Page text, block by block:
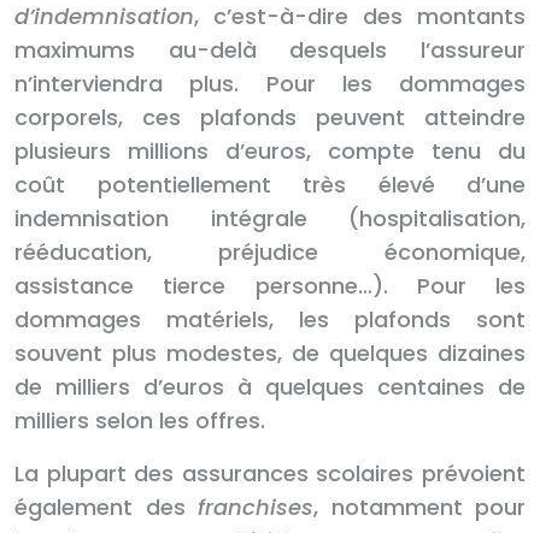
d’indemnisation, c’est-à-dire des montants
maximums au-delà desquels l’assureur
n’interviendra plus. Pour les dommages
corporels, ces plafonds peuvent atteindre
plusieurs millions d’euros, compte tenu du
coût potentiellement très élevé d’une
indemnisation intégrale (hospitalisation,
rééducation, préjudice économique,
assistance tierce personne…). Pour les
dommages matériels, les plafonds sont
souvent plus modestes, de quelques dizaines
de milliers d’euros à quelques centaines de
milliers selon les offres.
La plupart des assurances scolaires prévoient
également des franchises, notamment pour